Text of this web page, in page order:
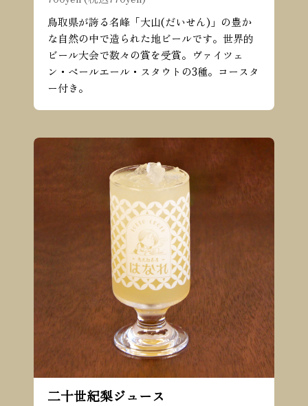
鳥取県が誇る名峰「大山(だいせん)」の豊か
な自然の中で造られた地ビールです。世界的
ビール大会で数々の賞を受賞。ヴァイツェ
ン・ペールエール・スタウトの3種。コースタ
ー付き。
二十世紀梨ジュース